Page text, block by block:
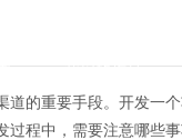
我们的作品
的重要手段。开发一
程中，需要注意哪些